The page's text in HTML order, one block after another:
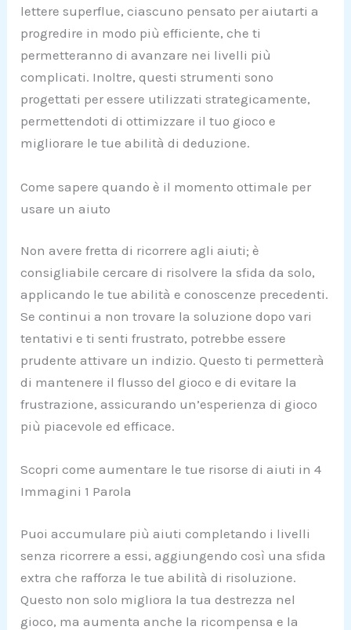
lettere superflue, ciascuno pensato per aiutarti a
progredire in modo più efficiente, che ti
permetteranno di avanzare nei livelli più
complicati. Inoltre, questi strumenti sono
progettati per essere utilizzati strategicamente,
permettendoti di ottimizzare il tuo gioco e
migliorare le tue abilità di deduzione.
Come sapere quando è il momento ottimale per
usare un aiuto
Non avere fretta di ricorrere agli aiuti; è
consigliabile cercare di risolvere la sfida da solo,
applicando le tue abilità e conoscenze precedenti.
Se continui a non trovare la soluzione dopo vari
tentativi e ti senti frustrato, potrebbe essere
prudente attivare un indizio. Questo ti permetterà
di mantenere il flusso del gioco e di evitare la
frustrazione, assicurando un’esperienza di gioco
più piacevole ed efficace.
Scopri come aumentare le tue risorse di aiuti in 4
Immagini 1 Parola
Puoi accumulare più aiuti completando i livelli
senza ricorrere a essi, aggiungendo così una sfida
extra che rafforza le tue abilità di risoluzione.
Questo non solo migliora la tua destrezza nel
gioco, ma aumenta anche la ricompensa e la